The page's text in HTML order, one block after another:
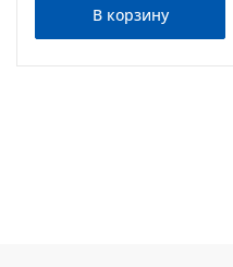
В корзину